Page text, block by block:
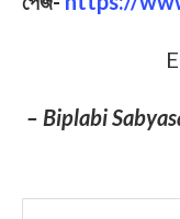
– Biplabi